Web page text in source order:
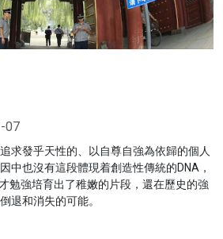
07
求發乎天性的、以自尊自強為依歸的個人
中也沒有這段體現着創造性傳統的DNA，
勉強培育出了稚嫩的片段，還在歷史的強
退和消失的可能。